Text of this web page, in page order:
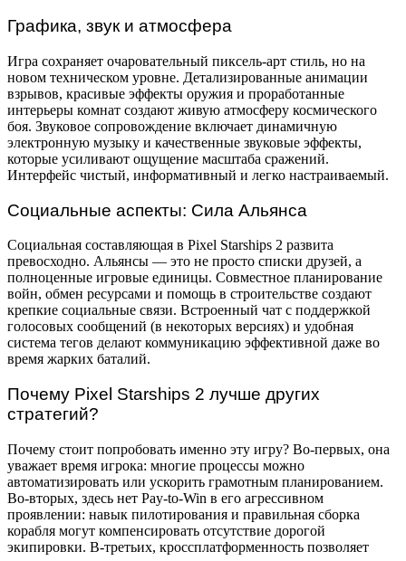
Графика, звук и атмосфера
Игра сохраняет очаровательный пиксель-арт стиль, но на
новом техническом уровне. Детализированные анимации
взрывов, красивые эффекты оружия и проработанные
интерьеры комнат создают живую атмосферу космического
боя. Звуковое сопровождение включает динамичную
электронную музыку и качественные звуковые эффекты,
которые усиливают ощущение масштаба сражений.
Интерфейс чистый, информативный и легко настраиваемый.
Социальные аспекты: Сила Альянса
Социальная составляющая в Pixel Starships 2 развита
превосходно. Альянсы — это не просто списки друзей, а
полноценные игровые единицы. Совместное планирование
войн, обмен ресурсами и помощь в строительстве создают
крепкие социальные связи. Встроенный чат с поддержкой
голосовых сообщений (в некоторых версиях) и удобная
система тегов делают коммуникацию эффективной даже во
время жарких баталий.
Почему Pixel Starships 2 лучше других
стратегий?
Почему стоит попробовать именно эту игру? Во-первых, она
уважает время игрока: многие процессы можно
автоматизировать или ускорить грамотным планированием.
Во-вторых, здесь нет Pay-to-Win в его агрессивном
проявлении: навык пилотирования и правильная сборка
корабля могут компенсировать отсутствие дорогой
экипировки. В-третьих, кроссплатформенность позволяет